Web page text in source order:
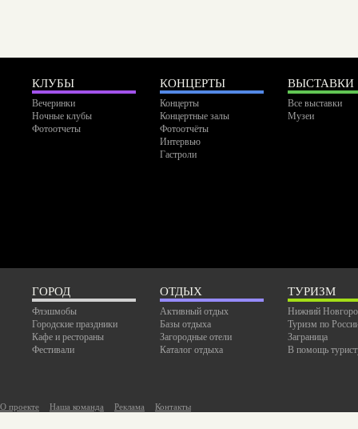
КЛУБЫ
Вечеринки
Ночные клубы
Фотоотчеты
КОНЦЕРТЫ
Концерты
Концертные залы
Фотоотчёты
Интервью
Гастроли
ВЫСТАВКИ
Все выставки
Музеи
ГОРОД
Флэшмобы
Городские праздники
Кафе и рестораны
Фестивали
ОТДЫХ
Активный отдых
Базы отдыха
Загородные отели
Каталог отдыха
ТУРИЗМ
Нижний
Туризм по
Заграница
В помощь
О проекте Наша команда Реклама Контакты